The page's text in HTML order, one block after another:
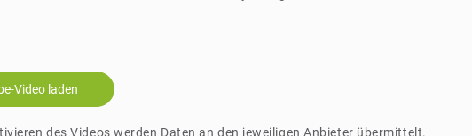
Video laden
des Videos werden Daten an den jeweiligen Anbieter übermittelt.